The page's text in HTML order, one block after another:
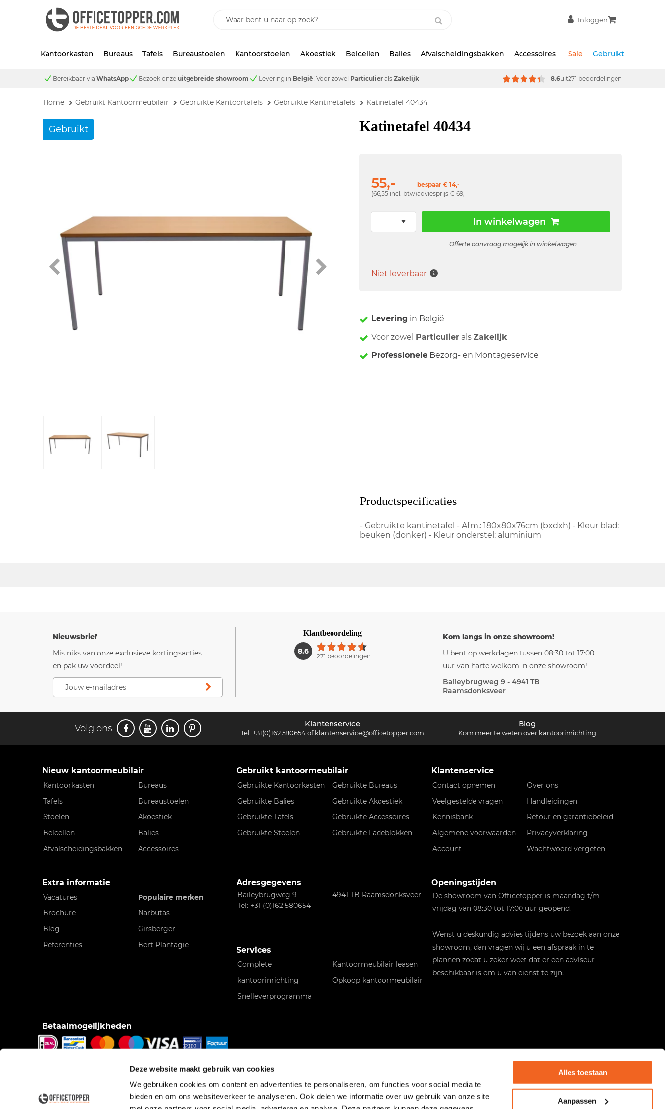
Deze website maakt gebruik van cookies
We gebruiken cookies om content en advertenties te personaliseren, om functies voor social media te
bieden en om ons websiteverkeer te analyseren. Ook delen we informatie over uw gebruik van onze site
Alles toestaan
Aanpassen
Inloggen
Kantoorkasten Bureaus Tafels Bureaustoelen Kantoorstoelen Akoestiek Belcellen Balies Afvalscheidingsbakken Accessoires Sale Gebruikt
Bereikbaar via WhatsApp Bezoek onze uitgebreide showroom Levering in België! Voor zowel Particulier als Zakelijk 8.6uit271 beoordelingen
Home Gebruikt Kantoormeubilair Gebruikte Kantoortafels Gebruikte Kantinetafels Katinetafel 40434
Gebruikt Katinetafel 40434
55,-
(66,55 incl. btw)
bespaar € 14,-
adviesprijs€ 69,-
In winkelwagen
Offerte aanvraag mogelijk in winkelwagen
Niet leverbaar
Levering in België
Voor zowel Particulier alsZakelijk
Professionele Bezorg- en Montageservice
Productspecificaties
- Gebruikte kantinetafel - Afm.: 180x80x76cm (bxdxh) - Kleur blad:
beuken (donker) - Kleur onderstel: aluminium
Nieuwsbrief
Mis niks van onze exclusieve kortingsacties
en pak uw voordeel!
Klantbeoordeling
8.6 1
271 beoordelingen
Kom langs in onze showroom!
U bent op werkdagen tussen 08:30 tot 17:00
uur van harte welkom in onze showroom!
Baileybrugweg 9 - 4941 TB
Raamsdonksveer
Volg ons Klantenservice
Tel: +31(0)162 580654ofklantenservice@officetopper.com
Blog
Kom meer te weten over kantoorinrichting
Nieuw kantoormeubilair
Kantoorkasten
Bureaus
Tafels
Bureaustoelen
Stoelen
Akoestiek
Belcellen
Balies
Afvalscheidingsbakken
Accessoires
Extra informatie
Vacatures
Populaire merken
Brochure
Narbutas
Blog
Girsberger
Referenties
Bert Plantagie
Betaalmogelijkheden
pinnen bij bezorging, Factuur.
Gebruikt kantoormeubilair
Gebruikte Kantoorkasten
Gebruikte Bureaus
Gebruikte Balies
Gebruikte Akoestiek
Gebruikte Tafels
Gebruikte Accessoires
Gebruikte Stoelen
Gebruikte Ladeblokken
Adresgegevens
Baileybrugweg 9
4941 TB Raamsdonksveer
Tel: +31 (0)162 580654
Services
Complete
kantoorinrichting
Kantoormeubilair leasen
Opkoop kantoormeubilair
Snelleverprogramma
Klantenservice
Contact opnemen
Over ons
Veelgestelde vragen
Handleidingen
Kennisbank
Retour en garantiebeleid
Algemene voorwaarden
Privacyverklaring
Account
Wachtwoord vergeten
Openingstijden
De showroom van Officetopper is maandag t/m
vrijdag van 08:30 tot 17:00 uur geopend.
Wenst u deskundig advies tijdens uw bezoek aan onze
showroom, dan vragen wij u een afspraak in te
plannen zodat u zeker weet dat er een adviseur
beschikbaar is om u van dienst te zijn.